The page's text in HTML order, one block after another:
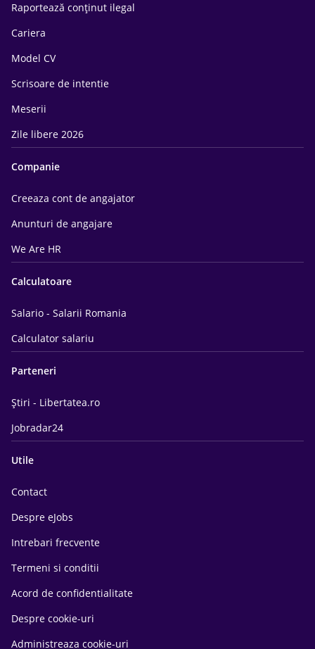
Raportează conținut ilegal
Cariera
Model CV
Scrisoare de intentie
Meserii
Zile libere 2026
Companie
Creeaza cont de angajator
Anunturi de angajare
We Are HR
Calculatoare
Salario - Salarii Romania
Calculator salariu
Parteneri
Știri - Libertatea.ro
Jobradar24
Utile
Contact
Despre eJobs
Intrebari frecvente
Termeni si conditii
Acord de confidentialitate
Despre cookie-uri
Administreaza cookie-uri